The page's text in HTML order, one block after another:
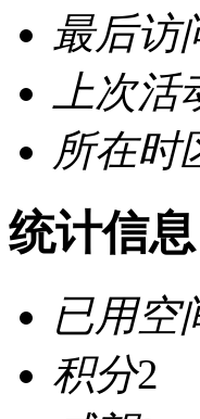
最后访
上次
所在时
统计信息
已用空
积分2